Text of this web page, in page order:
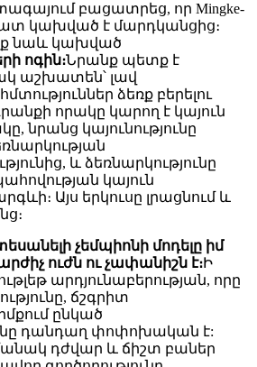
բացատրեց, որ Mingke-
կախված է մարդկանցից։
նաև կախված
ոգին։Նրանք պետք է
աշխատեն՝ լավ
ձեռք բերելու
որակը կարող է կայուն
նրանց կայունությունը
և ձեռնարկությունը
կայուն
Այս երկուսը լրացնում և
չեմպիոնի մոդելը իմ
ուժն ու չափանիշն է։Ի
արդյունաբերության, որը
ճշգրիտ
ընկած
դանդաղ փոփոխական է:
դժվար և ճիշտ բաներ